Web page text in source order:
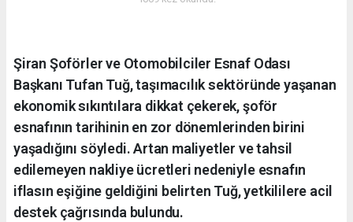
Şiran Şoförler ve Otomobilciler Esnaf Odası
Başkanı Tufan Tuğ, taşımacılık sektöründe yaşanan
ekonomik sıkıntılara dikkat çekerek, şoför
esnafının tarihinin en zor dönemlerinden birini
yaşadığını söyledi. Artan maliyetler ve tahsil
edilemeyen nakliye ücretleri nedeniyle esnafın
iflasın eşiğine geldiğini belirten Tuğ, yetkililere acil
destek çağrısında bulundu.